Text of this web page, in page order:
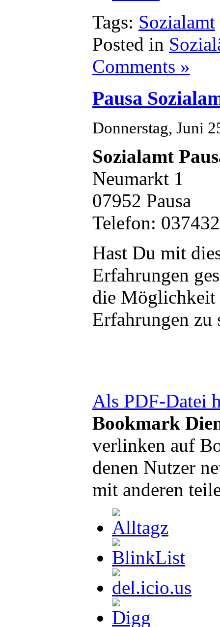
Tags: Sozialamt
Posted in
Comments »
Pausa
Donnerstag, Juni
Sozialamt
Neumarkt 1
07952 Pausa
Telefon:
Hast Du mit
Erfahrungen
die Möglichkeit
Erfahrungen zu
Als PDF-Datei
Bookmark
verlinken auf
denen Nutzer
mit anderen